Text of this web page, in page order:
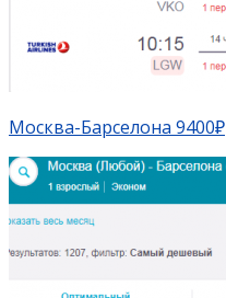
Москва-Барселона 9400₽